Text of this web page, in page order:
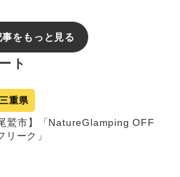
事をもっと見る
ト
三重県
鷲市】「NatureGlamping OFF
リーク」